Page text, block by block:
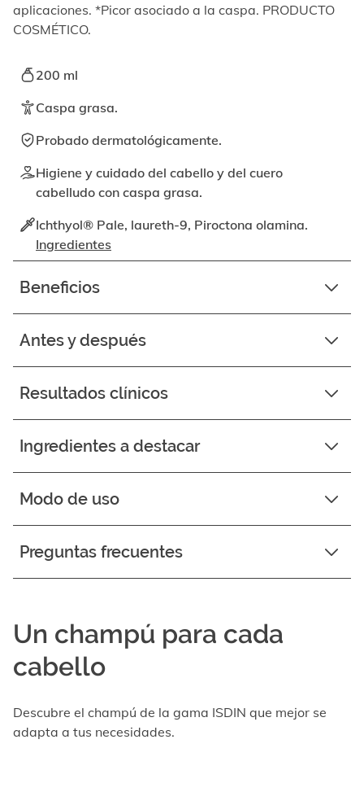
pueden
correspondiente.
aplicaciones. *Picor asociado a la caspa. PRODUCTO
COSMÉTICO.
200 ml
Caspa grasa.
Probado dermatológicamente.
Higiene y cuidado del cabello y del cuero
cabelludo con caspa grasa.
Ichthyol® Pale, laureth-9, Piroctona olamina.
Ingredientes
Beneficios
Antes y después
Resultados clínicos
Ingredientes a destacar
Modo de uso
Preguntas frecuentes
Un champú para cada
cabello
Descubre el champú de la gama ISDIN que mejor se
adapta a tus necesidades.